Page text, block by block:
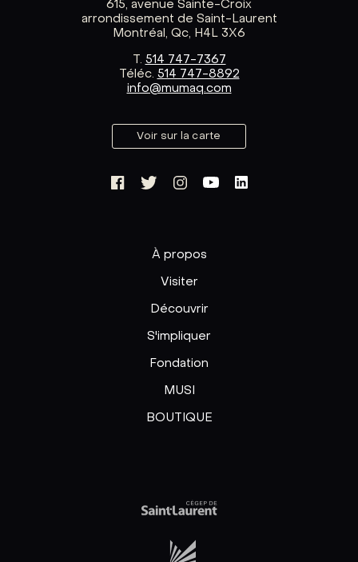
615, avenue Sainte-Croix
arrondissement de Saint-Laurent
Montréal, Qc, H4L 3X6
T. 514 747-7367
Téléc. 514 747-8892
info@mumaq.com
Voir sur la carte
À propos
Visiter
Découvrir
S'impliquer
Fondation
MUSI
BOUTIQUE